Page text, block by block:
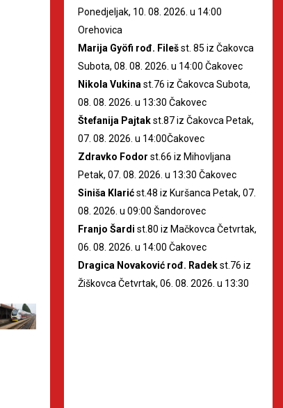
Ponedjeljak, 10. 08. 2026. u 14:00
Orehovica
Marija Gyöfi rođ. Filešst. 85 iz Čakovca
Subota, 08. 08. 2026. u 14:00 Čakovec
Nikola Vukina st.76 iz Čakovca Subota,
08. 08. 2026. u 13:30 Čakovec
Štefanija Pajtakst.87 iz Čakovca Petak,
07. 08. 2026. u 14:00Čakovec
Zdravko Fodor st.66 iz Mihovljana
Petak, 07. 08. 2026. u 13:30 Čakovec
Siniša Klarićst.48 iz Kuršanca Petak, 07.
08. 2026. u 09:00 Šandorovec
Franjo Šardi st.80 iz Mačkovca Četvrtak,
06. 08. 2026. u 14:00 Čakovec
Dragica Novaković rođ. Radekst.76 iz
Žiškovca Četvrtak, 06. 08. 2026. u 13:30